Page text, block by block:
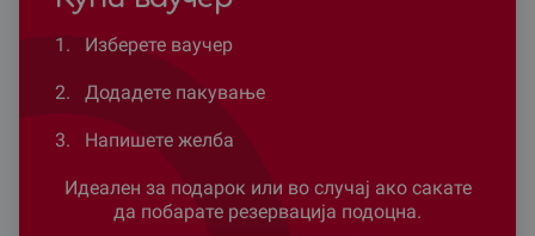
1. Изберете ваучер
2. Додадете пакување
3. Напишете желба
Идеален за подарок или во случај ако сакате
да побарате резервација подоцна.